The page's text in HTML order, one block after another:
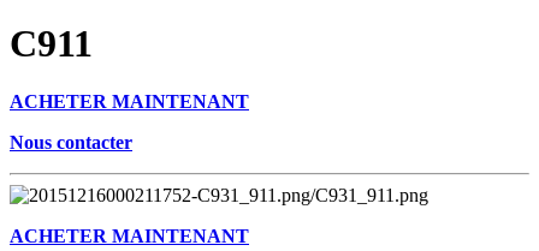
C911
ACHETER MAINTENANT
Nous contacter
ACHETER MAINTENANT